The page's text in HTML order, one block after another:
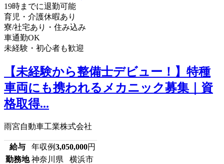
19時までに退勤可能
育児・介護休暇あり
寮/社宅あり・住み込み
車通勤OK
未経験・初心者も歓迎
【未経験から整備士デビュー！】特種
車両にも携われるメカニック募集｜資
格取得...
雨宮自動車工業株式会社
給与 年収例3,050,000円
勤務地 神奈川県 横浜市